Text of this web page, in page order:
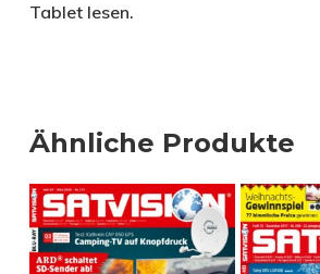
Tablet lesen.
Ähnliche Produkte